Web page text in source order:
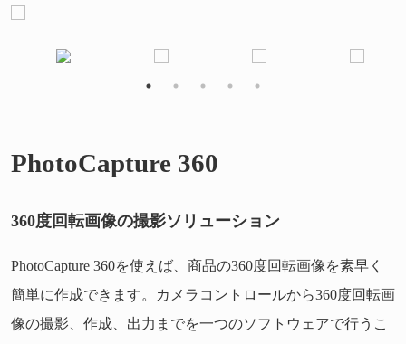
PhotoCapture 360
360度回転画像の撮影ソリューション
PhotoCapture 360を使えば、商品の360度回転画像を素早く
簡単に作成できます。カメラコントロールから360度回転画
像の撮影、作成、出力までを一つのソフトウェアで行うこ